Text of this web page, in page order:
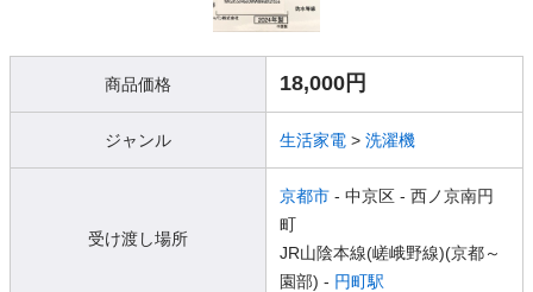
商品価格 18,000円
ジャンル 生活家電 > 洗濯機
受け渡し場所
京都市 - 中京区 - 西ノ京南円
町
JR山陰本線(嵯峨野線)(京都～
園部) - 円町駅